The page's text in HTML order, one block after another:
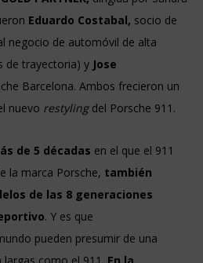
Eduardo Costabal, socio de
negocio de automóvil de alta
de trayectoria) y Jose
Barcelona. Ambos frecieron un
nuevo restylingdel Porsche 911.
de 5 décadas en el que el 911
la marca Porsche, también
de las 8 generaciones
. Y es que
pueden presumir de una
como el 911. En la